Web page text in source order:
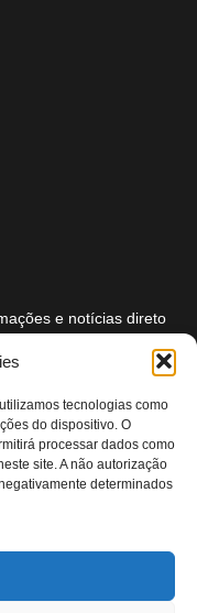
tecnologias como
do dispositivo. O
processar dados como
site. A não autorização
determinados
e notícias direto